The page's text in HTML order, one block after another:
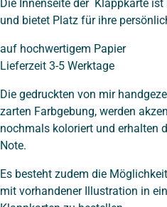
Die Innenseite der Klappkarte ist
und bietet Platz für ihre
auf hochwertigem Papier
Lieferzeit 3-5 Werktage
Die gedruckten von mir
zarten Farbgebung, werden
nochmals koloriert und erhalten
Note.
Es besteht zudem die
mit vorhandener Illustration in